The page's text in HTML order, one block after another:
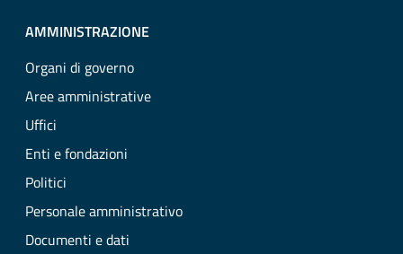
AMMINISTRAZIONE
Organi di governo
Aree amministrative
Uffici
Enti e fondazioni
Politici
Personale amministrativo
Documenti e dati